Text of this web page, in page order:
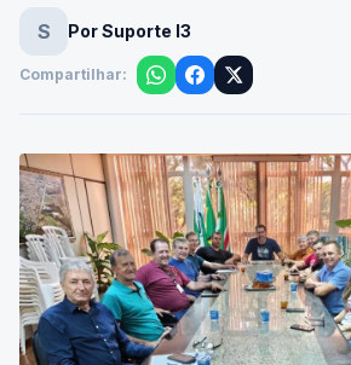
S Por Suporte I3
Compartilhar: